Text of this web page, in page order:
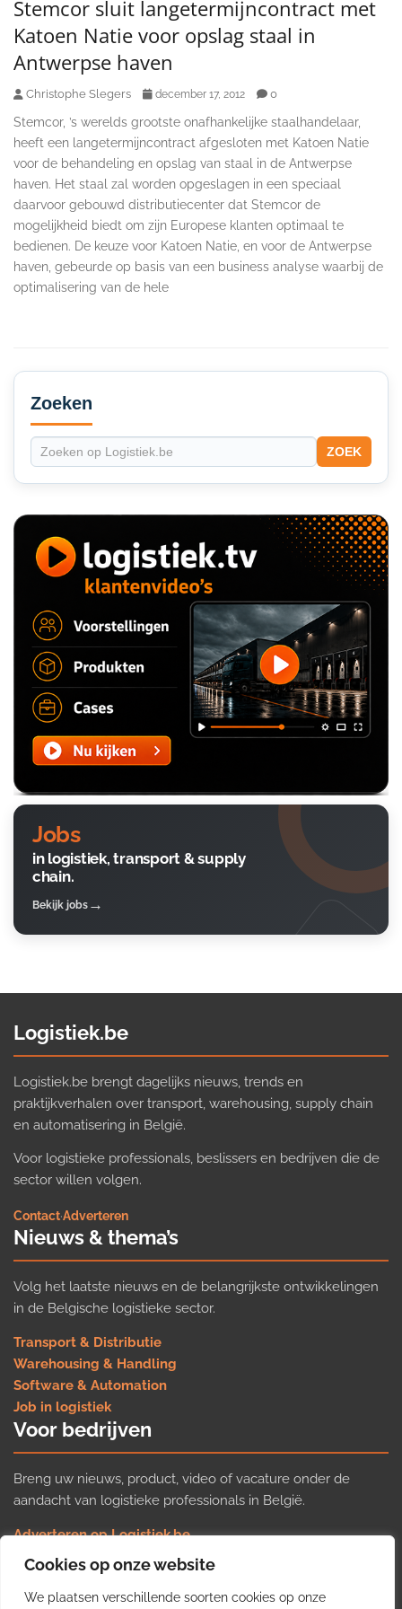
Cookies op onze website
We plaatsen verschillende soorten cookies op onze
Stemcor sluit langetermijncontract met
Katoen Natie voor opslag staal in
Antwerpse haven
Christophe Slegers december 17, 2012 0
Stemcor, ’s werelds grootste onafhankelijke staalhandelaar,
heeft een langetermijncontract afgesloten met Katoen Natie
voor de behandeling en opslag van staal in de Antwerpse
haven. Het staal zal worden opgeslagen in een speciaal
daarvoor gebouwd distributiecenter dat Stemcor de
mogelijkheid biedt om zijn Europese klanten optimaal te
bedienen. De keuze voor Katoen Natie, en voor de Antwerpse
haven, gebeurde op basis van een business analyse waarbij de
optimalisering van de hele
Secondary
Sidebar
Zoeken
ZOEK
Jobs
in logistiek, transport & supply
chain.
Bekijk jobs
Logistiek.be
Logistiek.be brengt dagelijks nieuws, trends en
praktijkverhalen over transport, warehousing, supply chain
en automatisering in België.
Voor logistieke professionals, beslissers en bedrijven die de
sector willen volgen.
Contact·Adverteren
Nieuws & thema’s
Volg het laatste nieuws en de belangrijkste ontwikkelingen
in de Belgische logistieke sector.
Transport & Distributie
Warehousing & Handling
Software & Automation
Job in logistiek
Voor bedrijven
Breng uw nieuws, product, video of vacature onder de
aandacht van logistieke professionals in België.
Adverteren op Logistiek.be
Nieuws insturen
Uw video op Logistiek.TV
Job plaatsen